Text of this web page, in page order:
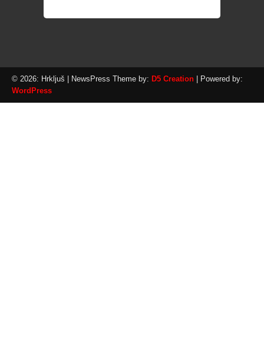
© 2026: Hrkljuš | NewsPress Theme by: D5 Creation | Powered by:
WordPress